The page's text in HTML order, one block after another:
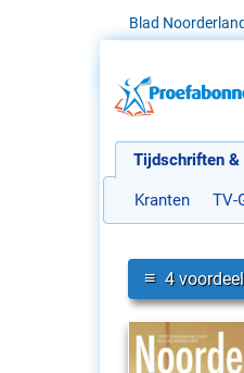
Blad
Tijdschriften &
Kranten TV-
≡ 4